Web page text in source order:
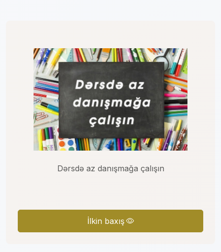
Dərsdə az danışmağa çalışın
İlkin baxış